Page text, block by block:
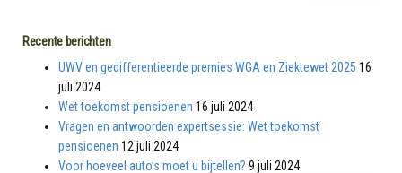
Recente berichten
UWV en gedifferentieerde premies WGA en Ziektewet 2025 16
juli 2024
Wet toekomst pensioenen 16 juli 2024
Vragen en antwoorden expertsessie: Wet toekomst
pensioenen 12 juli 2024
Voor hoeveel auto’s moet u bijtellen? 9 juli 2024